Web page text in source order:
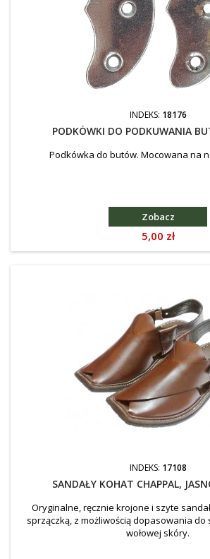
INDEKS: 18176
PODKÓWKI DO PODKUWANIA
Podkówka do butów. Mocowana na
Zobacz
Cena
5,00 zł
INDEKS: 17108
SANDAŁY KOHAT CHAPPAL,
Oryginalne, ręcznie krojone i szyte
sprzączką, z możliwością dopasowania do
wołowej skóry.